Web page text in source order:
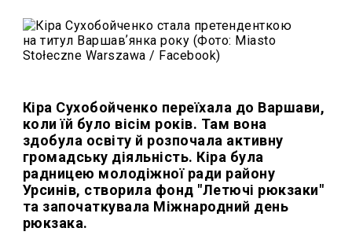
Кіра Сухобойченко переїхала до Варшави,
коли їй було вісім років. Там вона
здобула освіту й розпочала активну
громадську діяльність. Кіра була
радницею молодіжної ради району
Урсинів, створила фонд "Летючі рюкзаки"
та започаткувала Міжнародний день
рюкзака.